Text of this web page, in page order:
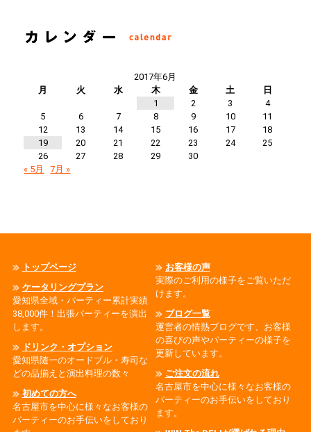
2017年6月
月
火 水 木 金 土
日
1
2 3
4
5
6 7 8 9 10
11
12
13 14 15 16 17
18
19
20 21 22 23 24
25
26
27 28 29
30
« 5月
7月 »
トップページ
ケータリングプラン
愛知県全域・パーティー累計実績
38,000件！出張パーティーを演出
します。
ドリンク・オプション
愛知県随一のオードブル・寿司な
どの品揃えと演出料理の数々
初めての方へ
名古屋市を中心に様々なお客様の
パーティーのお手伝いをしており
お客様の声
実際のご利用の様子をご覧いただ
けます。
ブログ一覧
運営者の情熱ブログです、お客様
の喜びの声やパーティーの様子を
更新しています。
ご注文の流れ
名古屋市を中心に様々なお客様の
パーティーのお手伝いをしており
ます。